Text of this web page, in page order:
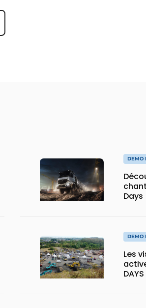
DEMO
Days
DEMO
Les